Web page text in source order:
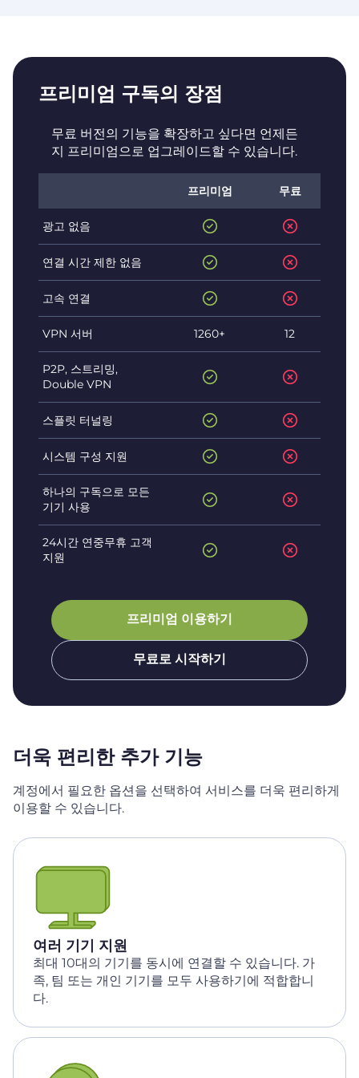
프리미엄 구독의 장점
무료 버전의 기능을 확장하고 싶다면 언제든
지 프리미엄으로 업그레이드할 수 있습니다.
프리미엄 무료
광고 없음
연결 시간 제한 없음
고속 연결
VPN 서버 1260+ 12
P2P, 스트리밍,
Double VPN
스플릿 터널링
시스템 구성 지원
하나의 구독으로 모든
기기 사용
24시간 연중무휴 고객
지원
프리미엄 이용하기
무료로 시작하기
더욱 편리한 추가 기능
계정에서 필요한 옵션을 선택하여 서비스를 더욱 편리하게
이용할 수 있습니다.
여러 기기 지원
최대 10대의 기기를 동시에 연결할 수 있습니다. 가
족, 팀 또는 개인 기기를 모두 사용하기에 적합합니
다.